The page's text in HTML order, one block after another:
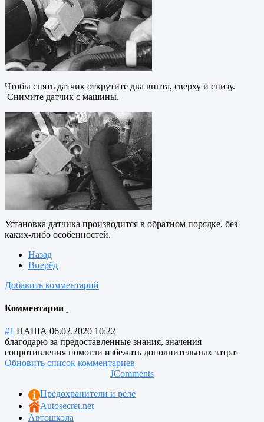
Чтобы снять датчик открутите два винта, сверху и снизу.
Снимите датчик с машины.
Установка датчика производится в обратном порядке, без
каких-либо особенностей.
Назад
Вперёд
Добавить комментарий
Комментарии
#1 ПАША 06.02.2020 10:22
благодарю за предоставленные знания, значения
сопротивления помогли избежать дополнительных затрат
Обновить список комментариев
JComments
Предохранители и реле
Autosecret.net
Автошкола